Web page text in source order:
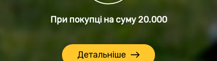
При покупці на суму20.000
Детальніше